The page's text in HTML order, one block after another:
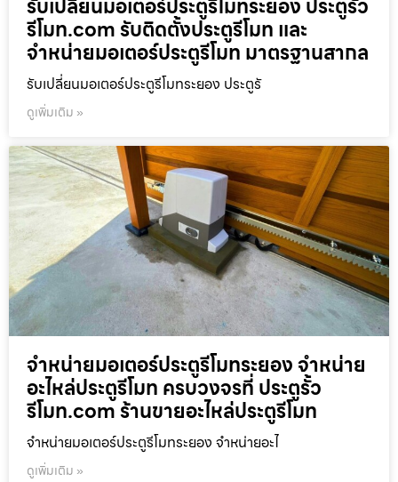
รับเปลี่ยนมอเตอร์ประตูรีโมทระยอง ประตูรั้ว
รีโมท.com รับติดตั้งประตูรีโมท และ
จำหน่ายมอเตอร์ประตูรีโมท มาตรฐานสากล
รับเปลี่ยนมอเตอร์ประตูรีโมทระยอง ประตูรั
ดูเพิ่มเติม »
จำหน่ายมอเตอร์ประตูรีโมทระยอง จำหน่าย
อะไหล่ประตูรีโมท ครบวงจรที่ ประตูรั้ว
รีโมท.com ร้านขายอะไหล่ประตูรีโมท
จำหน่ายมอเตอร์ประตูรีโมทระยอง จำหน่ายอะไ
ดูเพิ่มเติม »